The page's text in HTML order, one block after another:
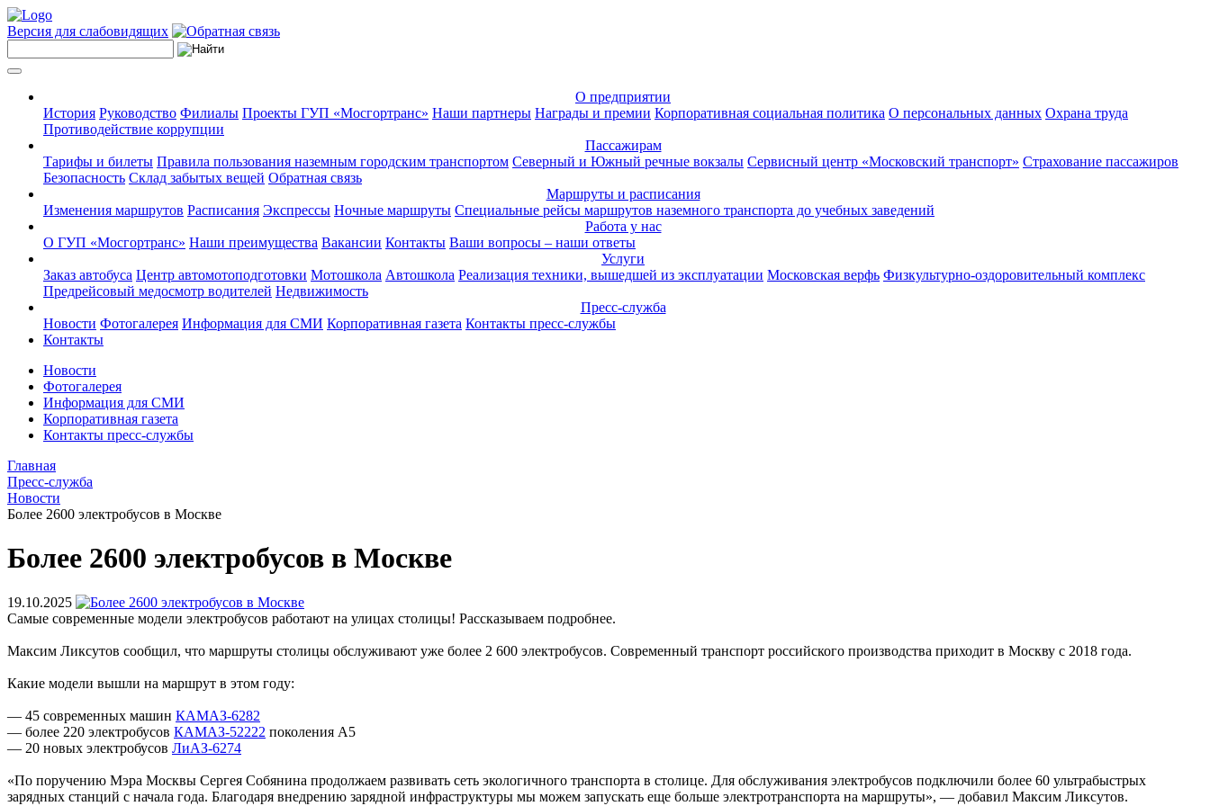
Версия для слабовидящих
О предприятии
История Руководство Филиалы Проекты ГУП «Мосгортранс» Наши партнеры Награды и премии Корпоративная социальная политика О персональных данных Охрана труда
Противодействие коррупции
Пассажирам
Тарифы и билеты Правила пользования наземным городским транспортом Северный и Южный речные вокзалы Сервисный центр «Московский транспорт» Страхование пассажиров
Безопасность Склад забытых вещей Обратная связь
Маршруты и расписания
Изменения маршрутов Расписания Экспрессы Ночные маршруты Специальные рейсы маршрутов наземного транспорта до учебных заведений
Работа у нас
О ГУП «Мосгортранс» Наши преимущества Вакансии Контакты Ваши вопросы – наши ответы
Услуги
Заказ автобуса Центр автомотоподготовки Мотошкола Автошкола Реализация техники, вышедшей из эксплуатации Московская верфь Физкультурно-оздоровительный комплекс
Предрейсовый медосмотр водителей Недвижимость
Пресс-служба
Новости Фотогалерея Информация для СМИ Корпоративная газета Контакты пресс-службы
Контакты
Новости
Фотогалерея
Информация для СМИ
Корпоративная газета
Контакты пресс-службы
Главная
Пресс-служба
Новости
Более 2600 электробусов в Москве
Более 2600 электробусов в Москве
19.10.2025
Самые современные модели электробусов работают на улицах столицы! Рассказываем подробнее.
Максим Ликсутов сообщил, что маршруты столицы обслуживают уже более 2 600 электробусов. Современный транспорт российского производства приходит в Москву с 2018 года.
Какие модели вышли на маршрут в этом году:
— 45 современных машин КАМАЗ-6282
— более 220 электробусов КАМАЗ-52222 поколения А5
— 20 новых электробусов ЛиАЗ-6274
«По поручению Мэра Москвы Сергея Собянина продолжаем развивать сеть экологичного транспорта в столице. Для обслуживания электробусов подключили более 60 ультрабыстрых
зарядных станций с начала года. Благодаря внедрению зарядной инфраструктуры мы можем запускать еще больше электротранспорта на маршруты», — добавил Максим Ликсутов.